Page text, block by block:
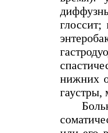
нижних
гаустры,